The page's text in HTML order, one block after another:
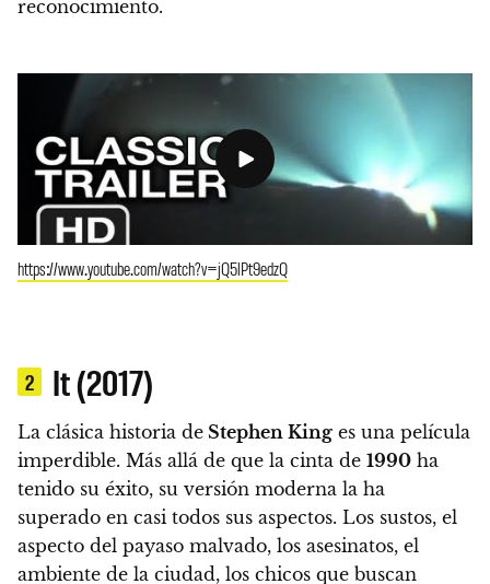
reconocimiento.
https://www.youtube.com/watch?v=jQ5lPt9edzQ
2 It (2017)
La clásica historia de Stephen King es una película
imperdible. Más allá de que la cinta de 1990 ha
tenido su éxito, su versión moderna la ha
superado en casi todos sus aspectos. Los sustos, el
aspecto del payaso malvado, los asesinatos, el
ambiente de la ciudad, los chicos que buscan